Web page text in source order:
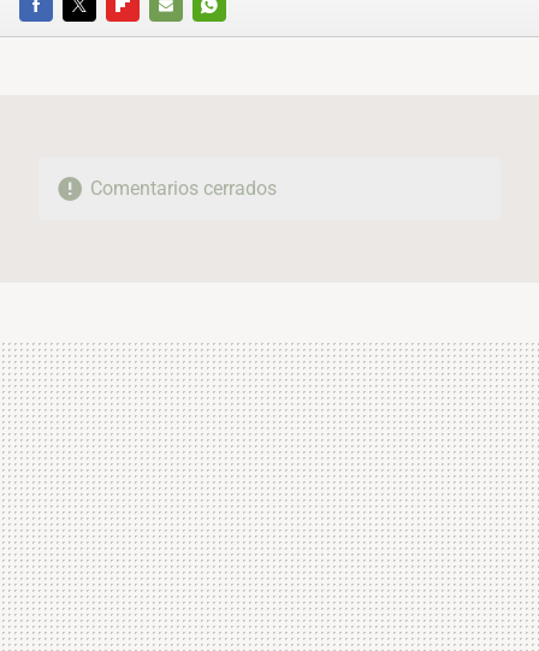
FACEBOOKTWITTERFLIPBOARD
E-
WHATSAPP
Comentarios cerrados